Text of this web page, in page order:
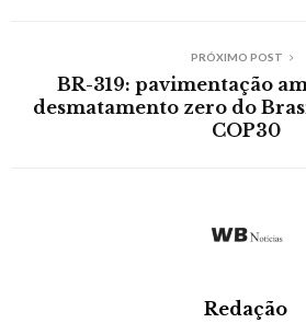
PRÓXIMO POST
BR-319: pavimentação
desmatamento zero do
COP30
Redação